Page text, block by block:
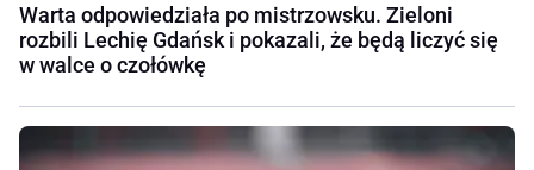
Warta odpowiedziała po mistrzowsku. Zieloni
rozbili Lechię Gdańsk i pokazali, że będą liczyć się
w walce o czołówkę